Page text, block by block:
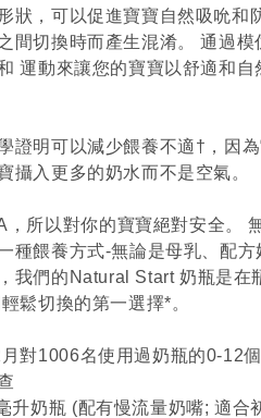
狀，可以促進寶寶自然吸吮和
間切換時而產生混淆。 通過模
運動來讓您的寶寶以舒適和自
證明可以減少餵養不適†，因
攝入更多的奶水而不是空氣。
，所以對你的寶寶絕對安全。
種餵養方式-無論是母乳、配方
我們的Natural Start 奶瓶是在
鬆切換的第一選擇*。
對1006名使用過奶瓶的0-12
升奶瓶 (配有慢流量奶嘴; 適合